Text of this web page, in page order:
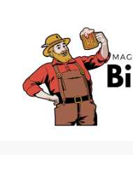
contenuto